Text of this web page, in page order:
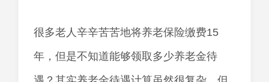
很多老人辛辛苦苦地将养老保险缴费15
年，但是不知道能够领取多少养老金待